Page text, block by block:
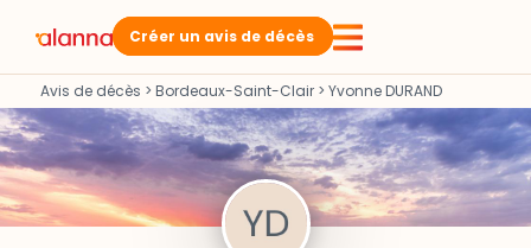
Créer un avis de décès
Avis de décès > Bordeaux-Saint-Clair > Yvonne DURAND